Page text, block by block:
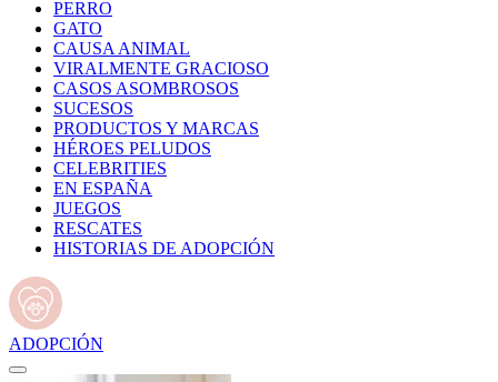
PERRO
GATO
CAUSA ANIMAL
VIRALMENTE GRACIOSO
CASOS ASOMBROSOS
SUCESOS
PRODUCTOS Y MARCAS
HÉROES PELUDOS
CELEBRITIES
EN ESPAÑA
JUEGOS
RESCATES
HISTORIAS DE ADOPCIÓN
ADOPCIÓN